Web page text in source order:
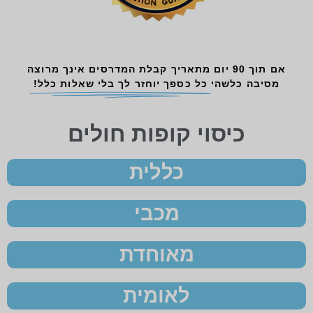
אם תוך 90 יום מתאריך קבלת המדרסים אינך מרוצה
מסיבה כלשהי כל כספך יוחזר לך בלי שאלות כלל!
כיסוי קופות חולים
כללית
מכבי
מאוחדת
לאומית